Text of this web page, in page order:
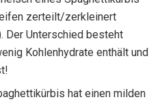
zerteilt/zerkleinert
Der Unterschied besteht
Kohlenhydrate enthält und
hat einen milden